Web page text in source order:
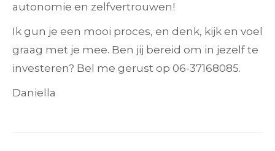
autonomie en zelfvertrouwen!
Ik gun je een mooi proces, en denk, kijk en voel
graag met je mee. Ben jij bereid om in jezelf te
investeren? Bel me gerust op 06-37168085.
Daniella